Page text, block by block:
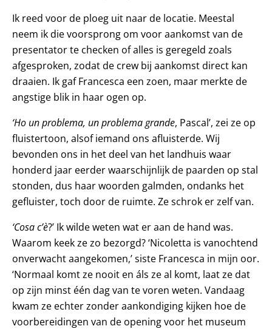
Ik reed voor de ploeg uit naar de locatie. Meestal
neem ik die voorsprong om voor aankomst van de
presentator te checken of alles is geregeld zoals
afgesproken, zodat de crew bij aankomst direct kan
draaien. Ik gaf Francesca een zoen, maar merkte de
angstige blik in haar ogen op.
‘Ho un problema, un problema grande, Pascal’, zei ze op
fluistertoon, alsof iemand ons afluisterde. Wij
bevonden ons in het deel van het landhuis waar
honderd jaar eerder waarschijnlijk de paarden op stal
stonden, dus haar woorden galmden, ondanks het
gefluister, toch door de ruimte. Ze schrok er zelf van.
‘Cosa c’è?’ Ik wilde weten wat er aan de hand was.
Waarom keek ze zo bezorgd? ‘Nicoletta is vanochtend
onverwacht aangekomen,’ siste Francesca in mijn oor.
‘Normaal komt ze nooit en áls ze al komt, laat ze dat
op zijn minst één dag van te voren weten. Vandaag
kwam ze echter zonder aankondiging kijken hoe de
voorbereidingen van de opening voor het museum